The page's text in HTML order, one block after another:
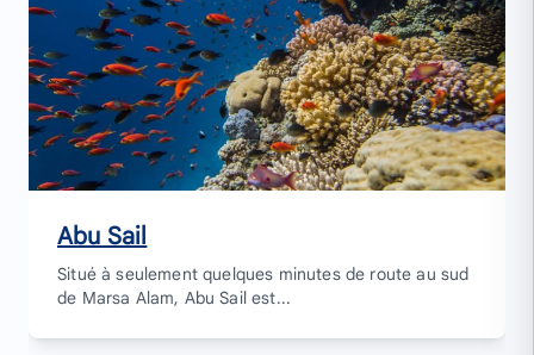
Abu Sail
Situé à seulement quelques minutes de route au sud
de Marsa Alam, Abu Sail est...